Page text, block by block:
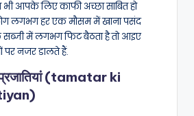
आपके लिए काफी अच्छा साबित हो
लगभग हर एक मौसम में खाना पसंद
सब्जी में लगभग फिट बैठता है तो आइए
पर नजर डालते हैं.
प्रजातियां (tamatar ki